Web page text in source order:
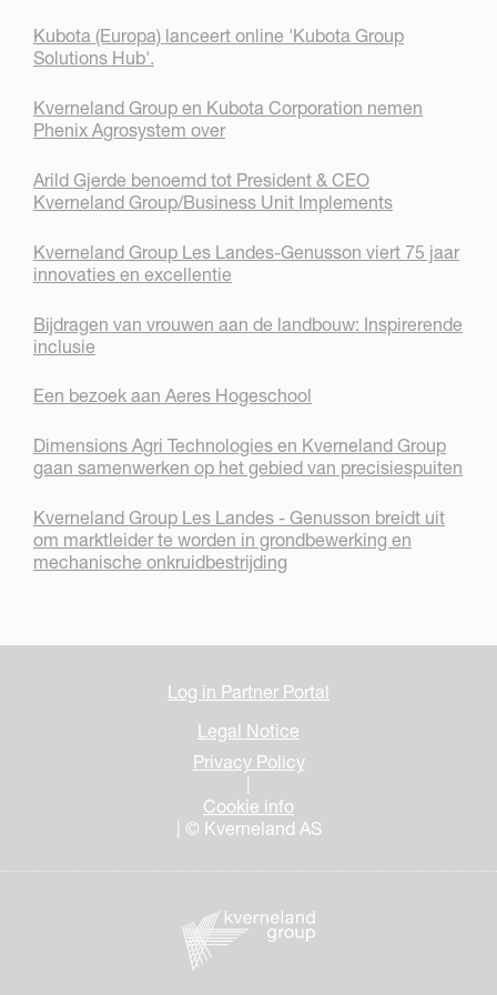
Kubota (Europa) lanceert online 'Kubota Group
Solutions Hub'.
Kverneland Group en Kubota Corporation nemen
Phenix Agrosystem over
Arild Gjerde benoemd tot President & CEO
Kverneland Group/Business Unit Implements
Kverneland Group Les Landes-Genusson viert 75 jaar
innovaties en excellentie
Bijdragen van vrouwen aan de landbouw: Inspirerende
inclusie
Een bezoek aan Aeres Hogeschool
Dimensions Agri Technologies en Kverneland Group
gaan samenwerken op het gebied van precisiespuiten
Kverneland Group Les Landes - Genusson breidt uit
om marktleider te worden in grondbewerking en
mechanische onkruidbestrijding
Log in Partner Portal
Legal Notice
Privacy Policy
|
Cookie info
| © Kverneland AS